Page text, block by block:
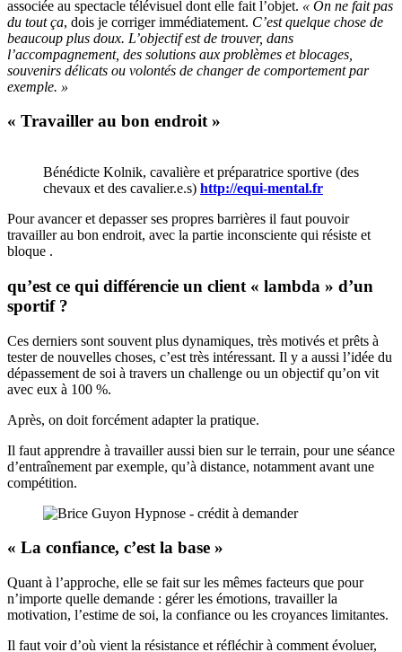
associée au spectacle télévisuel dont elle fait l’objet. « On ne fait pas
du tout ça, dois je corriger immédiatement. C’est quelque chose de
beaucoup plus doux. L’objectif est de trouver, dans
l’accompagnement, des solutions aux problèmes et blocages,
souvenirs délicats ou volontés de changer de comportement par
exemple. »
« Travailler au bon endroit »
Bénédicte Kolnik, cavalière et préparatrice sportive (des
chevaux et des cavalier.e.s) http://equi-mental.fr
Pour avancer et depasser ses propres barrières il faut pouvoir
travailler au bon endroit, avec la partie inconsciente qui résiste et
bloque .
qu’est ce qui différencie un client « lambda » d’un
sportif ?
Ces derniers sont souvent plus dynamiques, très motivés et prêts à
tester de nouvelles choses, c’est très intéressant. Il y a aussi l’idée du
dépassement de soi à travers un challenge ou un objectif qu’on vit
avec eux à 100 %.
Après, on doit forcément adapter la pratique.
Il faut apprendre à travailler aussi bien sur le terrain, pour une séance
d’entraînement par exemple, qu’à distance, notamment avant une
compétition.
« La confiance, c’est la base »
Quant à l’approche, elle se fait sur les mêmes facteurs que pour
n’importe quelle demande : gérer les émotions, travailler la
motivation, l’estime de soi, la confiance ou les croyances limitantes.
Il faut voir d’où vient la résistance et réfléchir à comment évoluer,